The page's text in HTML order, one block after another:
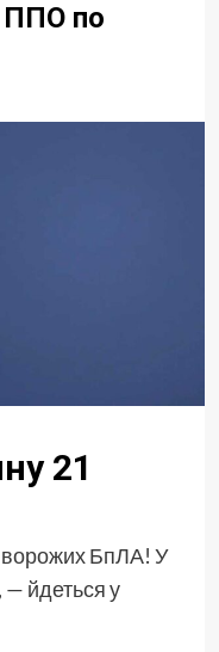
ППО по
21
ворожих БпЛА! У
— йдеться у